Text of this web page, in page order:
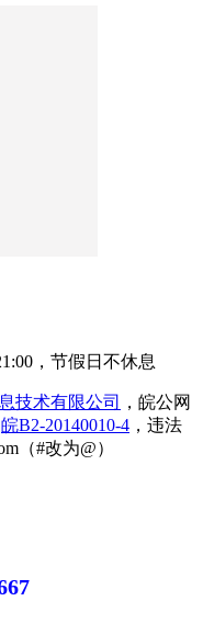
，节假日不休息
技术有限公司
，皖公网
皖B2-20140010-4 ，违法
（#改为@）